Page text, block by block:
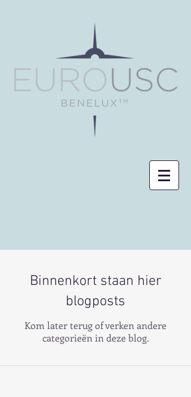
Binnenkort staan hier
blogposts
Kom later terug of verken andere
categorieën in deze blog.